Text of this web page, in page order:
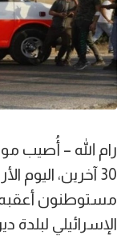
رام الله – أُصيب
30 آخرين، اليوم
مستوطنون أعقبه
الإسرائيلي لبلدة